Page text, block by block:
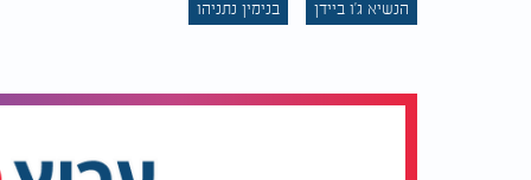
הרפובליקה הדמוקרטית לנשיאות.
הנשיא ג'ו ביידן בנימין נתניהו